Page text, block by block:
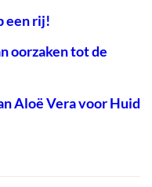
een rij!
oorzaken tot de
Aloë Vera voor Huid